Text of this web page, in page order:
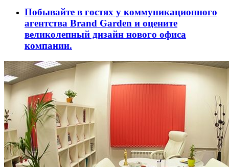
Побывайте в гостях у коммуникационного
агентства Brand Garden и оцените
великолепный дизайн нового офиса
компании.